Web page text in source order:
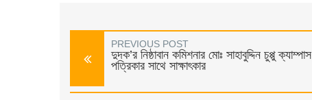
PREVIOUS POST
দুদক’র নিষ্ঠাবান কমিশনার মোঃ সাহাবুদ্দিন চুপ্পু ক্যাম্পাস
পত্রিকার সাথে সাক্ষাৎকার